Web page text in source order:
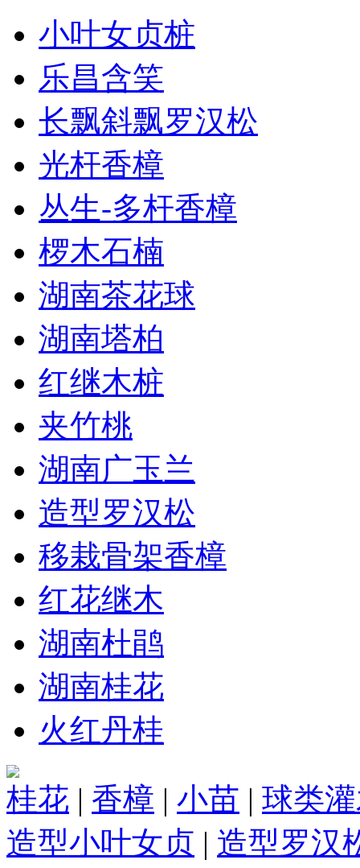
小叶女贞桩
乐昌含笑
长飘斜飘罗汉松
光杆香樟
丛生-多杆香樟
椤木石楠
湖南茶花球
湖南塔柏
红继木桩
夹竹桃
湖南广玉兰
造型罗汉松
移栽骨架香樟
红花继木
湖南杜鹃
湖南桂花
火红丹桂
桂花 | 香樟 | 小苗 | 球类
造型小叶女贞 | 造型罗汉